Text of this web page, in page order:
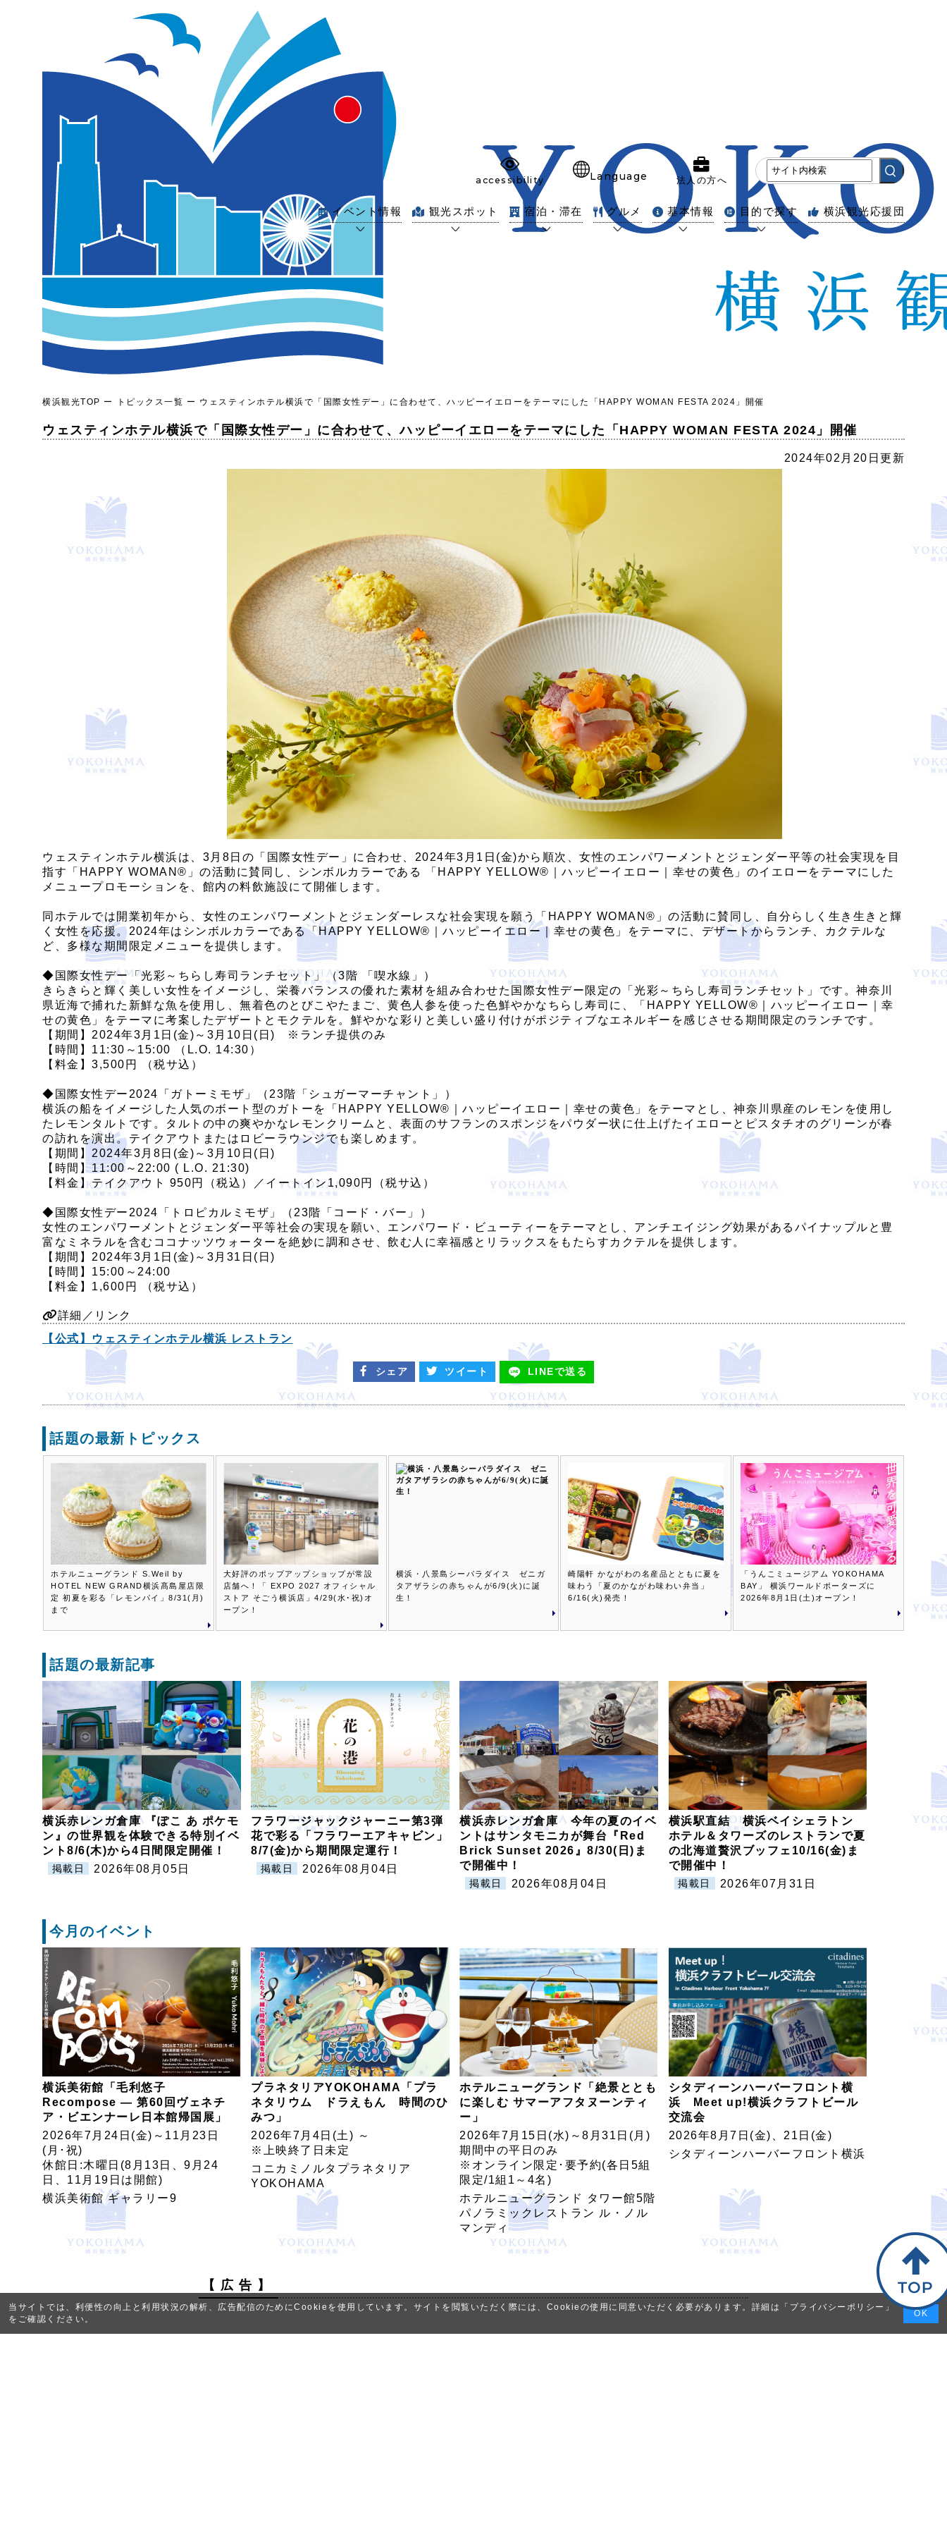
accessibility
Language
法人の方へ
イベント情報 観光スポット 宿泊・滞在 グルメ 基本情報 目的で探す 横浜観光応援団
当サイトでは、利便性の向上と利用状況の解析、広告配信のためにCookieを使用しています。サイトを閲覧いただく際には、Cookieの使用に同意いただく必要があります。詳細は「 プライバシーポリシー 」
をご確認ください。
OK
横浜観光TOP トピックス一覧 ウェスティンホテル横浜で「国際女性デー」に合わせて、ハッピーイエローをテーマにした「HAPPY WOMAN FESTA 2024」開催
ウェスティンホテル横浜で「国際女性デー」に合わせて、ハッピーイエローをテーマにした「HAPPY WOMAN FESTA 2024」開催
2024年02月20日更新
ウェスティンホテル横浜は、3月8日の「国際女性デー」に合わせ、2024年3月1日(金)から順次、女性のエンパワーメントとジェンダー平等の社会実現を目
指す「HAPPY WOMAN®」の活動に賛同し、シンボルカラーである 「HAPPY YELLOW®｜ハッピーイエロー｜幸せの黄色」のイエローをテーマにした
メニュープロモーションを、館内の料飲施設にて開催します。
同ホテルでは開業初年から、女性のエンパワーメントとジェンダーレスな社会実現を願う「HAPPY WOMAN®」の活動に賛同し、自分らしく生き生きと輝
く女性を応援。2024年はシンボルカラーである「HAPPY YELLOW®｜ハッピーイエロー｜幸せの黄色」をテーマに、デザートからランチ、カクテルな
ど、多様な期間限定メニューを提供します。
◆国際女性デー「光彩～ちらし寿司ランチセット」（3階 「喫水線」）
きらきらと輝く美しい女性をイメージし、栄養バランスの優れた素材を組み合わせた国際女性デー限定の「光彩～ちらし寿司ランチセット」です。神奈川
県近海で捕れた新鮮な魚を使用し、無着色のとびこやたまご、黄色人参を使った色鮮やかなちらし寿司に、「HAPPY YELLOW®｜ハッピーイエロー｜幸
せの黄色」をテーマに考案したデザートとモクテルを。鮮やかな彩りと美しい盛り付けがポジティブなエネルギーを感じさせる期間限定のランチです。
【期間】2024年3月1日(金)～3月10日(日) ※ランチ提供のみ
【時間】11:30～15:00 （L.O. 14:30）
【料金】3,500円 （税サ込）
◆国際女性デー2024「ガトーミモザ」（23階「シュガーマーチャント」）
横浜の船をイメージした人気のボート型のガトーを「HAPPY YELLOW®｜ハッピーイエロー｜幸せの黄色」をテーマとし、神奈川県産のレモンを使用し
たレモンタルトです。タルトの中の爽やかなレモンクリームと、表面のサフランのスポンジをパウダー状に仕上げたイエローとピスタチオのグリーンが春
の訪れを演出。テイクアウトまたはロビーラウンジでも楽しめます。
【期間】2024年3月8日(金)～3月10日(日)
【時間】11:00～22:00 ( L.O. 21:30)
【料金】テイクアウト 950円（税込）／イートイン1,090円（税サ込）
◆国際女性デー2024「トロピカルミモザ」（23階「コード・バー」）
女性のエンパワーメントとジェンダー平等社会の実現を願い、エンパワード・ビューティーをテーマとし、アンチエイジング効果があるパイナップルと豊
富なミネラルを含むココナッツウォーターを絶妙に調和させ、飲む人に幸福感とリラックスをもたらすカクテルを提供します。
【期間】2024年3月1日(金)～3月31日(日)
【時間】15:00～24:00
【料金】1,600円 （税サ込）
詳細／リンク
【公式】ウェスティンホテル横浜 レストラン
シェア ツイート LINEで送る
話題の最新トピックス
ホテルニューグランド S.Weil by
HOTEL NEW GRAND横浜髙島屋店限
定 初夏を彩る「レモンパイ」8/31(月)
まで
大好評のポップアップショップが常設
店舗へ！「 EXPO 2027 オフィシャル
ストア そごう横浜店」4/29(水･祝)オ
ープン！
横浜・八景島シーパラダイス ゼニガ
タアザラシの赤ちゃんが6/9(火)に誕
生！
崎陽軒 かながわの名産品とともに夏を
味わう「夏のかながわ味わい弁当」
6/16(火)発売！
「うんこミュージアム YOKOHAMA
BAY」 横浜ワールドポーターズに
2026年8月1日(土)オープン！
話題の最新記事
横浜赤レンガ倉庫 『ぽこ あ ポケモ
ン』の世界観を体験できる特別イベ
ント8/6(木)から4日間限定開催！
掲載日 2026年08月05日
フラワージャックジャーニー第3弾
花で彩る「フラワーエアキャビン」
8/7(金)から期間限定運行！
掲載日 2026年08月04日
横浜赤レンガ倉庫 今年の夏のイベ
ントはサンタモニカが舞台『Red
Brick Sunset 2026』8/30(日)ま
で開催中！
掲載日 2026年08月04日
横浜駅直結 横浜ベイシェラトン
ホテル＆タワーズのレストランで夏
の北海道贅沢ブッフェ10/16(金)ま
で開催中！
掲載日 2026年07月31日
今月のイベント
横浜美術館「毛利悠子
Recompose ― 第60回ヴェネチ
ア・ビエンナーレ日本館帰国展」
2026年7月24日(金)～11月23日
(月･祝)
休館日:木曜日(8月13日、9月24
日、11月19日は開館)
横浜美術館 ギャラリー9
プラネタリアYOKOHAMA「プラ
ネタリウム ドラえもん 時間のひ
みつ」
2026年7月4日(土) ～
※上映終了日未定
コニカミノルタプラネタリア
YOKOHAMA
ホテルニューグランド「絶景ととも
に楽しむ サマーアフタヌーンティ
ー」
2026年7月15日(水)～8月31日(月)
期間中の平日のみ
※オンライン限定･要予約(各日5組
限定/1組1～4名)
ホテルニューグランド タワー館5階
パノラミックレストラン ル・ノル
マンディ
シタディーンハーバーフロント横
浜 Meet up!横浜クラフトビール
交流会
2026年8月7日(金)、21日(金)
シタディーンハーバーフロント横浜
【 広 告 】